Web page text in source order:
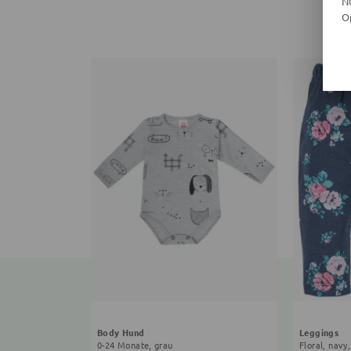
Body Hund
0-24 Monate, grau
Leggings
Floral,